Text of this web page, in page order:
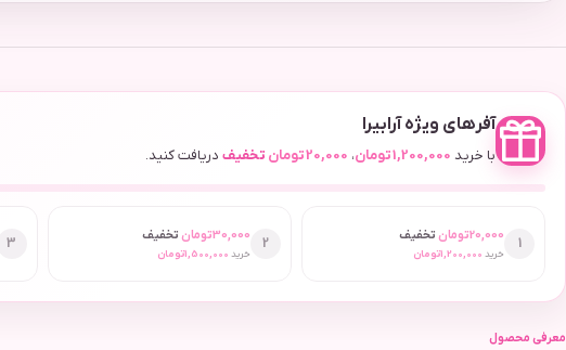
آفرهای ویژه آرابیرا
با خرید 1,200,000تومان، 20,000تومان تخفیف دریافت کنید.
1
20,000تومان تخفیف
خرید 1,200,000تومان
2
30,000تومان تخفیف
خرید 1,500,000تومان
3
معرفی محصول